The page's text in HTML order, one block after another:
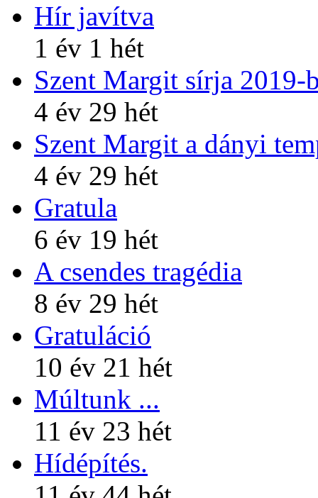
Hír javítva
1 év 1 hét
Szent Margit sírja 2019-
4 év 29 hét
Szent Margit a dányi
4 év 29 hét
Gratula
6 év 19 hét
A csendes tragédia
8 év 29 hét
Gratuláció
10 év 21 hét
Múltunk ...
11 év 23 hét
Hídépítés.